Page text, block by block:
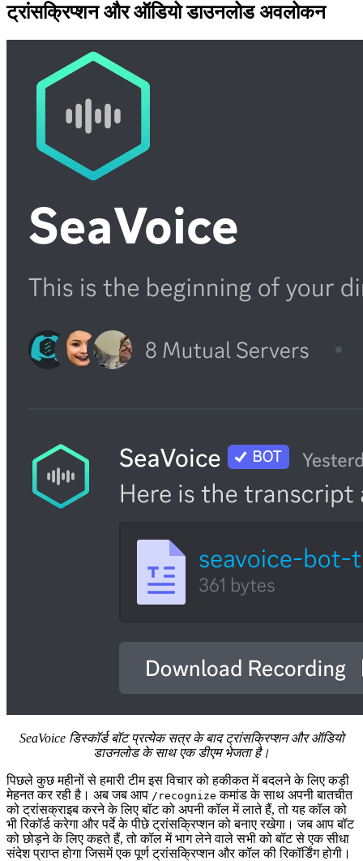
ट्रांसक्रिप्शन और ऑडियो डाउनलोड अवलोकन
SeaVoice डिस्कॉर्ड बॉट प्रत्येक सत्र के बाद ट्रांसक्रिप्शन और ऑडियो
डाउनलोड के साथ एक डीएम भेजता है।
पिछले कुछ महीनों से हमारी टीम इस विचार को हकीकत में बदलने के लिए कड़ी
मेहनत कर रही है। अब जब आप /recognize कमांड के साथ अपनी बातचीत
को ट्रांसक्राइब करने के लिए बॉट को अपनी कॉल में लाते हैं, तो यह कॉल को
भी रिकॉर्ड करेगा और पर्दे के पीछे ट्रांसक्रिप्शन को बनाए रखेगा। जब आप बॉट
को छोड़ने के लिए कहते हैं, तो कॉल में भाग लेने वाले सभी को बॉट से एक सीधा
संदेश प्राप्त होगा जिसमें एक पूर्ण ट्रांसक्रिप्शन और कॉल की रिकॉर्डिंग होगी।